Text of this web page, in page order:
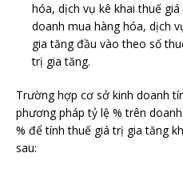
hóa, dịch vụ kê khai thuế
doanh mua hàng hóa, dịch
gia tăng đầu vào theo số
trị gia tăng.
Trường hợp cơ sở kinh doanh
phương pháp tỷ lệ % trên
% để tính thuế giá trị gia tăng
sau: